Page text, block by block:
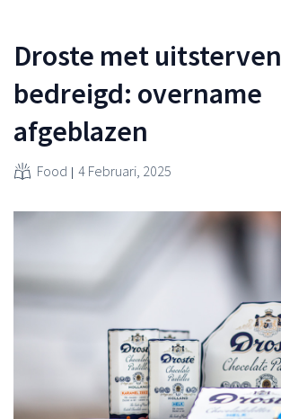
Droste met uitsterven
bedreigd: overname
afgeblazen
Food 4 Februari, 2025